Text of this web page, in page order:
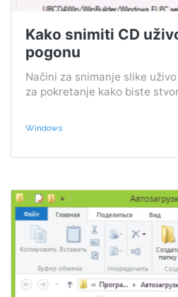
Kako snimiti CD
pogonu
Načini za snimanje slike
za pokretanje kako biste
Windows